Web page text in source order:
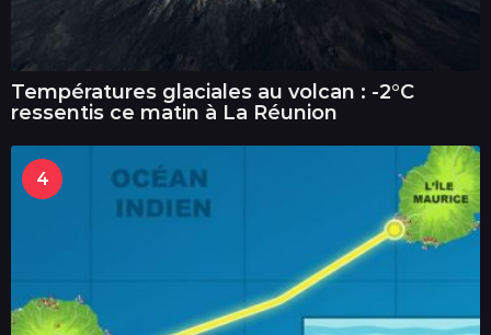
Températures glaciales au volcan : -2°C
ressentis ce matin à La Réunion
4